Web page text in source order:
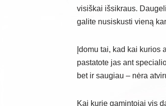
visiškai išsikraus.
galite nusiskusti vieną
Įdomu tai, kad kai
pastatote jas ant
bet ir saugiau – nėra
Kai kurie gamintojai vis